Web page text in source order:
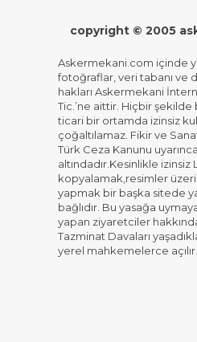
copyright © 2005
Askermekani.com içinde
fotoğraflar, veri tabanı ve
hakları Askermekani
Tic.’ne aittir. Hiçbir şekilde
ticari bir ortamda izinsiz
çoğaltılamaz. Fikir ve
Türk Ceza Kanunu
altındadır.Kesinlikle
kopyalamak,resimler
yapmak bir başka sitede
bağlıdır. Bu yasağa
yapan ziyaretciler
Tazminat Davaları
yerel mahkemelerce açılır.